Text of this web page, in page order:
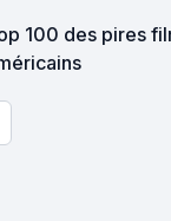
100 des pires